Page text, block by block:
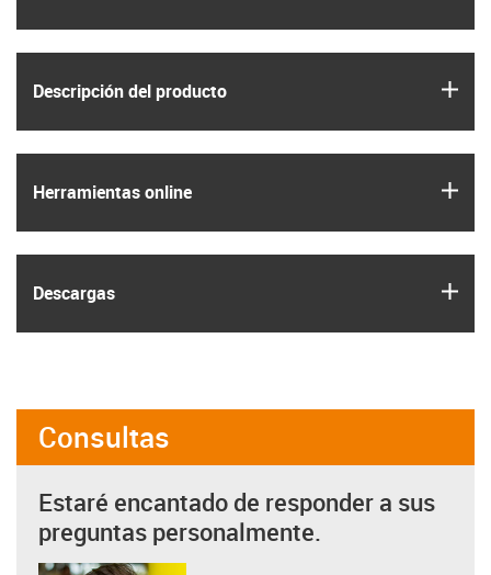
Descripción del producto
Herramientas online
Descargas
Consultas
Estaré encantado de responder a sus
preguntas personalmente.